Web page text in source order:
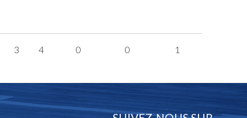
3 4 0 0 1